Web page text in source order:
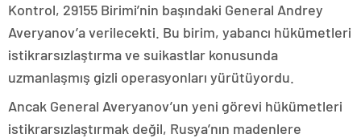
Kontrol, 29155 Birimi’nin başındaki General Andrey
Averyanov’a verilecekti. Bu birim, yabancı hükümetleri
istikrarsızlaştırma ve suikastlar konusunda
uzmanlaşmış gizli operasyonları yürütüyordu.
Ancak General Averyanov’un yeni görevi hükümetleri
istikrarsızlaştırmak değil, Rusya’nın madenlere